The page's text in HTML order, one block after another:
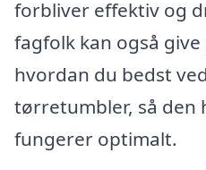
forbliver effektiv og
fagfolk kan også
hvordan du bedst
tørretumbler, så den
fungerer optimalt.